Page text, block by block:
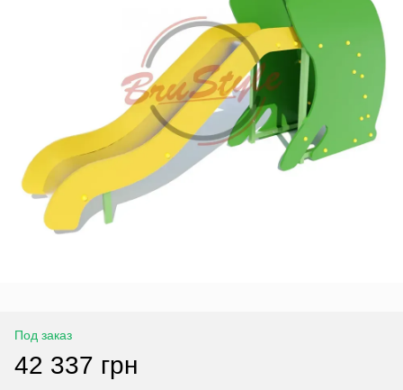
Под заказ
42 337 грн